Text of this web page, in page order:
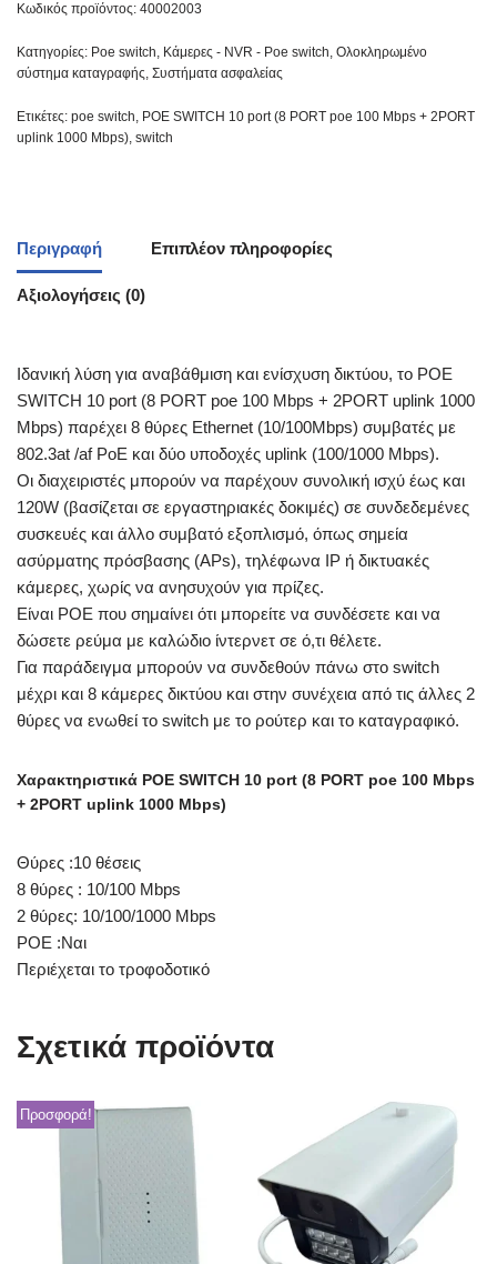
Κωδικός προϊόντος: 40002003
Κατηγορίες: Poe switch, Κάμερες - NVR - Poe switch, Ολοκληρωμένο
σύστημα καταγραφής, Συστήματα ασφαλείας
Ετικέτες: poe switch, POE SWITCH 10 port (8 PORT poe 100 Mbps + 2PORT
uplink 1000 Mbps), switch
Περιγραφή Επιπλέον πληροφορίες
Αξιολογήσεις (0)
Ιδανική λύση για αναβάθμιση και ενίσχυση δικτύου, το POE
SWITCH 10 port (8 PORT poe 100 Mbps + 2PORT uplink 1000
Mbps) παρέχει 8 θύρες Ethernet (10/100Mbps) συμβατές με
802.3at /af PoE και δύο υποδοχές uplink (100/1000 Mbps).
Οι διαχειριστές μπορούν να παρέχουν συνολική ισχύ έως και
120W (βασίζεται σε εργαστηριακές δοκιμές) σε συνδεδεμένες
συσκευές και άλλο συμβατό εξοπλισμό, όπως σημεία
ασύρματης πρόσβασης (APs), τηλέφωνα IP ή δικτυακές
κάμερες, χωρίς να ανησυχούν για πρίζες.
Είναι POE που σημαίνει ότι μπορείτε να συνδέσετε και να
δώσετε ρεύμα με καλώδιο ίντερνετ σε ό,τι θέλετε.
Για παράδειγμα μπορούν να συνδεθούν πάνω στο switch
μέχρι και 8 κάμερες δικτύου και στην συνέχεια από τις άλλες 2
θύρες να ενωθεί το switch με το ρούτερ και το καταγραφικό.
Xαρακτηριστικά POE SWITCH 10 port (8 PORT poe 100 Mbps
+ 2PORT uplink 1000 Mbps)
Θύρες :10 θέσεις
8 θύρες : 10/100 Mbps
2 θύρες: 10/100/1000 Mbps
POE :Ναι
Περιέχεται το τροφοδοτικό
Σχετικά προϊόντα
Προσφορά!